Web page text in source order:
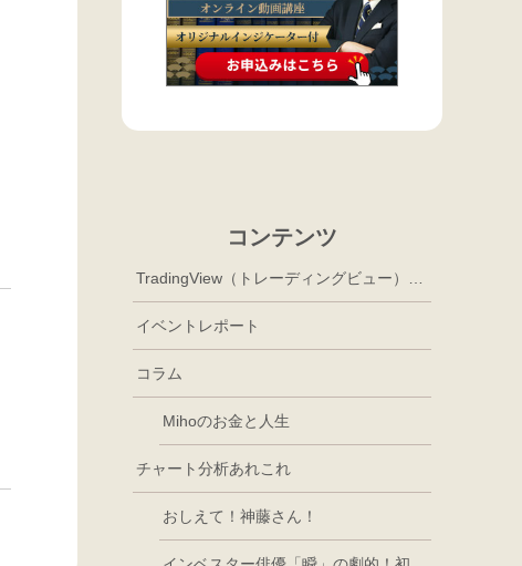
コンテンツ
イベントレポート
コラム
Mihoのお金と人生
チャート分析あれこれ
おしえて！神藤さん！